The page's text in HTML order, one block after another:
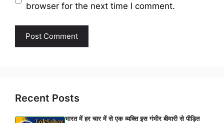
browser for the next time I comment.
Recent Posts
भारत में हर चार में से एक व्यक्ति इस गंभीर बीमारी से पीड़ित